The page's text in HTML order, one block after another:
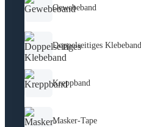
Gewebeband
Doppelseitiges Klebeband
Kreppband
Masker-Tape